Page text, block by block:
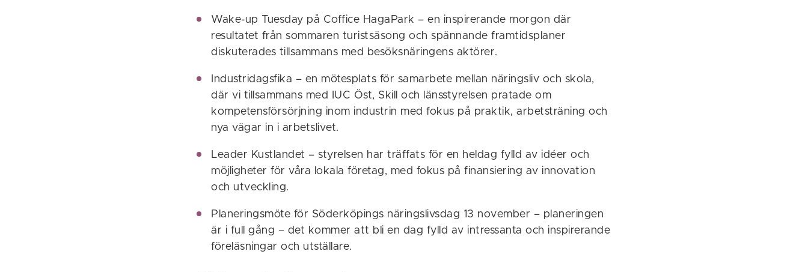
Wake-up Tuesday på Coffice HagaPark – en inspirerande morgon där
resultatet från sommaren turistsäsong och spännande framtidsplaner
diskuterades tillsammans med besöksnäringens aktörer.
Industridagsfika – en mötesplats för samarbete mellan näringsliv och skola,
där vi tillsammans med IUC Öst, Skill och länsstyrelsen pratade om
kompetensförsörjning inom industrin med fokus på praktik, arbetsträning och
nya vägar in i arbetslivet.
Leader Kustlandet – styrelsen har träffats för en heldag fylld av idéer och
möjligheter för våra lokala företag, med fokus på finansiering av innovation
och utveckling.
Planeringsmöte för Söderköpings näringslivsdag 13 november – planeringen
är i full gång – det kommer att bli en dag fylld av intressanta och inspirerande
föreläsningar och utställare.